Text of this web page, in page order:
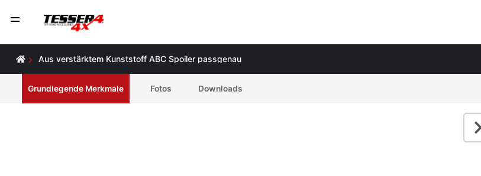
Aus verstärktem Kunststoff ABC Spoiler passgenau
Grundlegende Merkmale Fotos Downloads